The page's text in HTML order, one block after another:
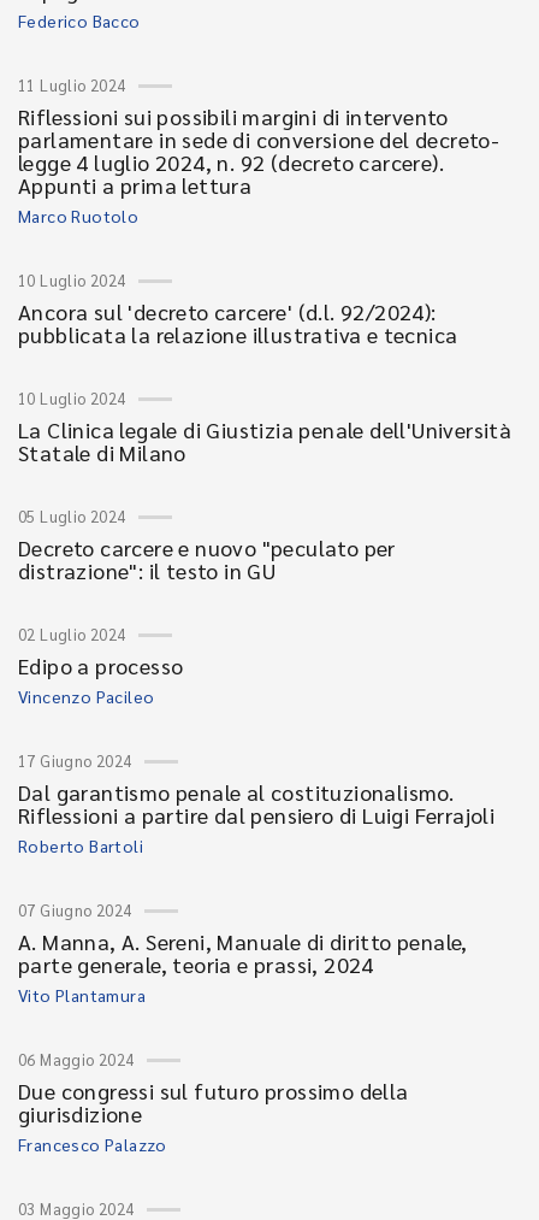
Federico Bacco
11 Luglio 2024
Riflessioni sui possibili margini di intervento
parlamentare in sede di conversione del decreto-
legge 4 luglio 2024, n. 92 (decreto carcere).
Appunti a prima lettura
Marco Ruotolo
10 Luglio 2024
Ancora sul 'decreto carcere' (d.l. 92/2024):
pubblicata la relazione illustrativa e tecnica
10 Luglio 2024
La Clinica legale di Giustizia penale dell'Università
Statale di Milano
05 Luglio 2024
Decreto carcere e nuovo "peculato per
distrazione": il testo in GU
02 Luglio 2024
Edipo a processo
Vincenzo Pacileo
17 Giugno 2024
Dal garantismo penale al costituzionalismo.
Riflessioni a partire dal pensiero di Luigi Ferrajoli
Roberto Bartoli
07 Giugno 2024
A. Manna, A. Sereni, Manuale di diritto penale,
parte generale, teoria e prassi, 2024
Vito Plantamura
06 Maggio 2024
Due congressi sul futuro prossimo della
giurisdizione
Francesco Palazzo
03 Maggio 2024